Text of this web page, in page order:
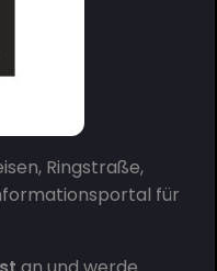
Ringstraße,
für